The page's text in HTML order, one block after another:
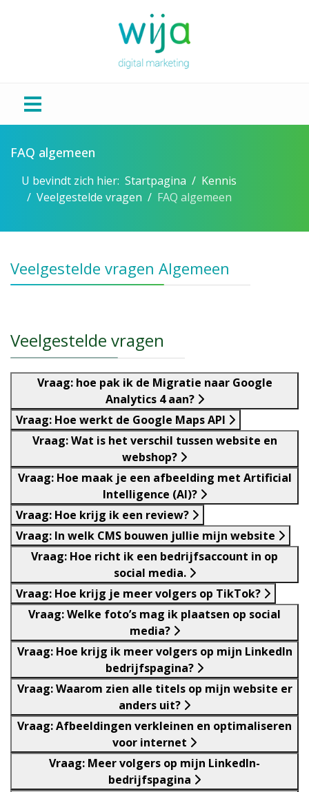
FAQ algemeen
U bevindt zich hier: Startpagina
Kennis
Veelgestelde vragen
FAQ algemeen
Veelgestelde vragen Algemeen
Veelgestelde vragen
Vraag: hoe pak ik de Migratie naar Google
Analytics 4 aan?
Vraag: Hoe werkt de Google Maps API
Vraag: Wat is het verschil tussen website en
webshop?
Vraag: Hoe maak je een afbeelding met Artificial
Intelligence (AI)?
Vraag: Hoe krijg ik een review?
Vraag: In welk CMS bouwen jullie mijn website
Vraag: Hoe richt ik een bedrijfsaccount in op
social media.
Vraag: Hoe krijg je meer volgers op TikTok?
Vraag: Welke foto’s mag ik plaatsen op social
media?
Vraag: Hoe krijg ik meer volgers op mijn LinkedIn
bedrijfspagina?
Vraag: Waarom zien alle titels op mijn website er
anders uit?
Vraag: Afbeeldingen verkleinen en optimaliseren
voor internet
Vraag: Meer volgers op mijn LinkedIn-
bedrijfspagina